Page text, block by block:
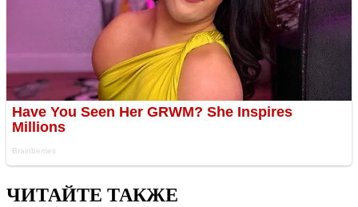
ЧИТАЙТЕ ТАКЖЕ